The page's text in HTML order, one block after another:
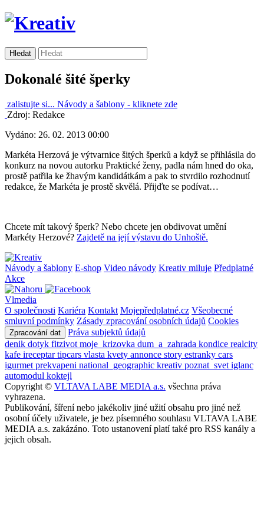
Dokonalé šité šperky
zalistujte si... Návody a šablony - kliknete zde
Zdroj: Redakce
Vydáno: 26. 02. 2013 00:00
Markéta Herzová je výtvarnice šitých šperků a když se přihlásila do
konkurz na novou autorku Praktické ženy, padla nám hned do oka,
prostě patřila ke žhavým kandidátkám a pak to stvrdilo rozhodnutí
redakce, že Markéta je prostě skvělá. Přijďte se podívat…
Chcete mít takový šperk? Nebo chcete jen obdivovat umění
Markéty Herzové? Zajdetě na její výstavu do Unhoště.
Návody a šablony E-shop Video návody Kreativ miluje Předplatné
Akce
Vlmedia
O společnosti Kariéra Kontakt Mojepředplatné.cz Všeobecné
smluvní podmínky Zásady zpracování osobních údajů Cookies
Zpracování dat
Práva subjektů údajů
denik dotyk fitzivot moje_krizovka dum_a_zahrada kondice realcity
kafe ireceptartipcars vlasta kvety annonce story estranky cars
igurmet prekvapeni national_geographic kreativ poznat_svet iglanc
automodul koktejl
Copyright © VLTAVA LABE MEDIA a.s. všechna práva
vyhrazena.
Publikování, šíření nebo jakékoliv jiné užití obsahu pro jiné než
osobní účely uživatele, je bez písemného souhlasu VLTAVA LABE
MEDIA a.s. zakázáno. Toto ustanovení platí také pro RSS kanály a
jejich obsah.